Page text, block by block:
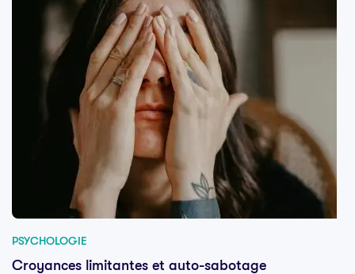
PSYCHOLOGIE
Croyances limitantes et auto-sabotage